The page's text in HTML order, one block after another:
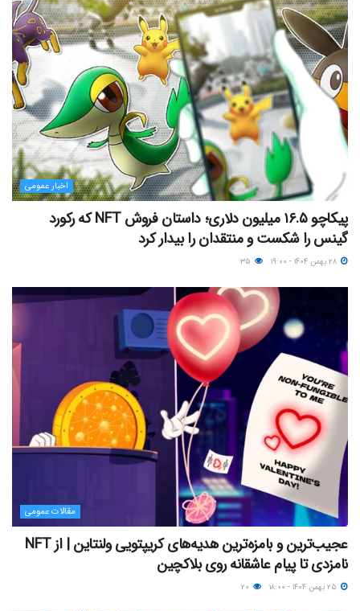
اخبار عمومی
پیکاچو ۱۶.۵ میلیون دلاری؛ داستان فروش NFT که رکورد
گینس را شکست و منتقدان را بیدار کرد
مقالات عمومی
عجیب‌ترین و بامزه‌ترین هدیه‌های کریپتویی ولنتاین | از NFT
نامزدی تا پیام عاشقانه روی بلاکچین